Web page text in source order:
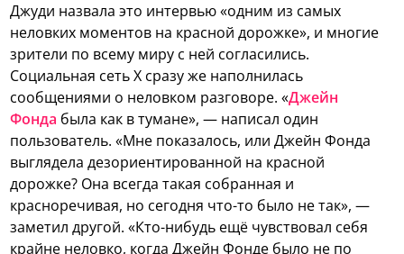
Джуди назвала это интервью «одним из самых
неловких моментов на красной дорожке», и многие
зрители по всему миру с ней согласились.
Социальная сеть X сразу же наполнилась
сообщениями о неловком разговоре. «Джейн
Фонда была как в тумане», — написал один
пользователь. «Мне показалось, или Джейн Фонда
выглядела дезориентированной на красной
дорожке? Она всегда такая собранная и
красноречивая, но сегодня что-то было не так», —
заметил другой. «Кто-нибудь ещё чувствовал себя
крайне неловко, когда Джейн Фонде было не по